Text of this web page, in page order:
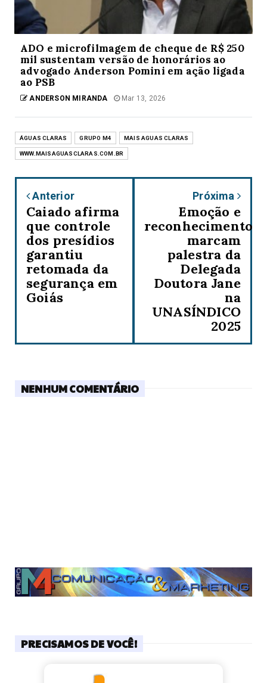
ADO e microfilmagem de cheque de R$ 250
mil sustentam versão de honorários ao
advogado Anderson Pomini em ação ligada
ao PSB
ANDERSON MIRANDA Mar 13, 2026
ÁGUAS CLARAS GRUPO M4 MAIS AGUAS CLARAS
WWW.MAISAGUASCLARAS.COM.BR
Anterior
Caiado afirma
que controle
dos presídios
garantiu
retomada da
segurança em
Goiás
Próxima
Emoção e
reconhecimento
marcam
palestra da
Delegada
Doutora Jane
na
UNASÍNDICO
2025
NENHUM COMENTÁRIO
PRECISAMOS DE VOCÊ!